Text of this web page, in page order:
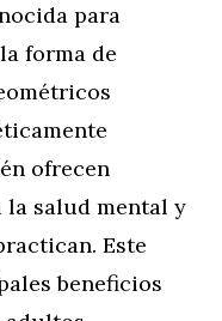
para
forma de
ofrecen
la salud mental y
Este
beneficios